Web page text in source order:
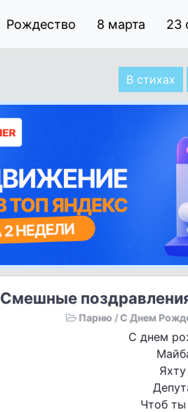
Рождество 8 марта 23
В стихах
Смешные
Парню / С Днем
С днем
Чтоб